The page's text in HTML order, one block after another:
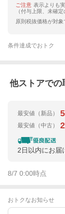
ご注意 表示よりも
（付与上限、未確定
原則税抜価格が対象
条件達成でおトク
他ストアでの
最安値 （新品）
最安値 （中古）
2日以内にお届
8/7 0:00時点
おトクなお知らせ